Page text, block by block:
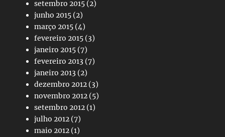
setembro 2015 (2)
junho 2015 (2)
março 2015 (4)
fevereiro 2015 (3)
janeiro 2015 (7)
fevereiro 2013 (7)
janeiro 2013 (2)
dezembro 2012 (3)
novembro 2012 (5)
setembro 2012 (1)
julho 2012 (7)
maio 2012 (1)